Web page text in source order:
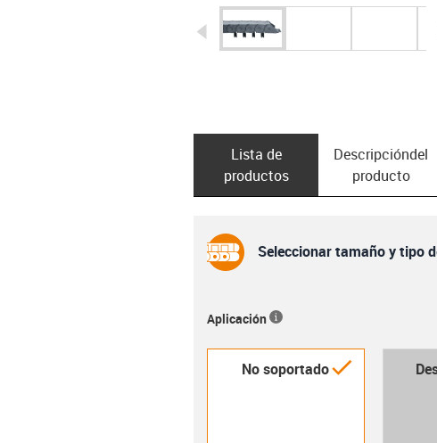
igus-icon-arrow-left
Lista de
productos
Descripción­del
producto
Seleccionar tamaño y tipo
Aplicación
igus-icon-
No soportado